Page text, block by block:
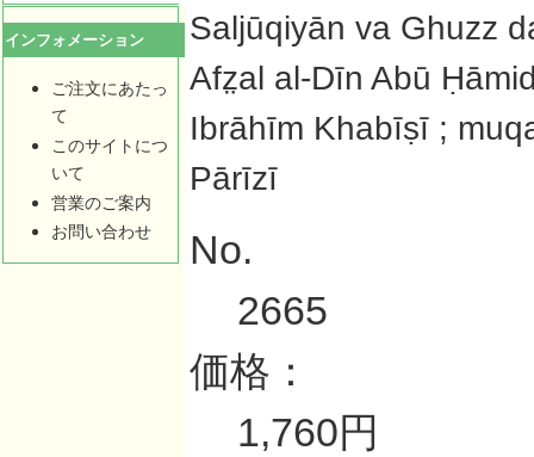
インフォメーション
ご注文にあたっ
て
このサイトにつ
いて
営業のご案内
お問い合わせ
Saljūqiyān va Ghuzz
Afz̤al al-Dīn Abū
Ibrāhīm Khabīṣī ;
Pārīzī
No.
2665
価格：
1,760円